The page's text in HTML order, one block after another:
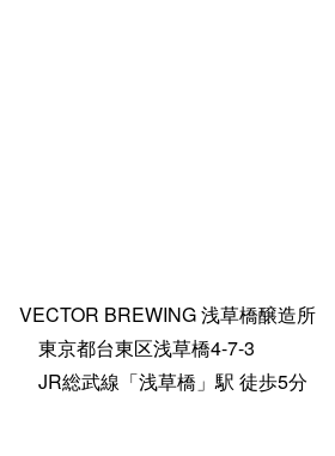
VECTOR BREWING 浅草橋醸造所
東京都台東区浅草橋4-7-3
JR総武線「浅草橋」駅 徒歩5分